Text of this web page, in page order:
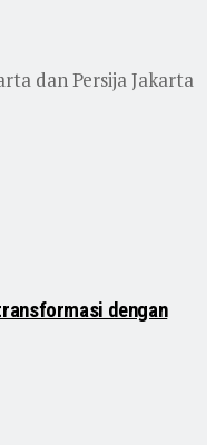
dan Persija Jakarta
dengan